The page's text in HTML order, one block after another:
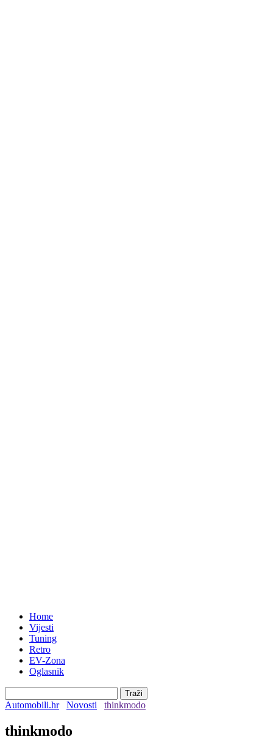
Home
Vijesti
Tuning
Retro
EV-Zona
Oglasnik
Automobili.hr Novosti thinkmodo
thinkmodo